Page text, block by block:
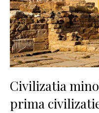
Civilizatia
prima